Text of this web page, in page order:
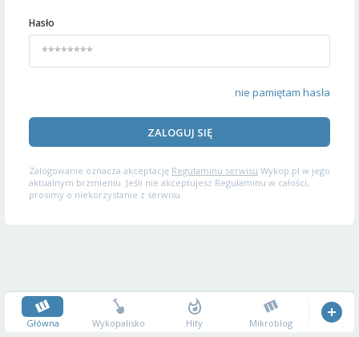
Hasło
nie pamiętam hasła
ZALOGUJ SIĘ
Zalogowanie oznacza akceptację Regulaminu serwisu Wykop.pl w jego
aktualnym brzmieniu. Jeśli nie akceptujesz Regulaminu w całości,
prosimy o niekorzystanie z serwisu.
Główna Wykopalisko Hity Mikroblog